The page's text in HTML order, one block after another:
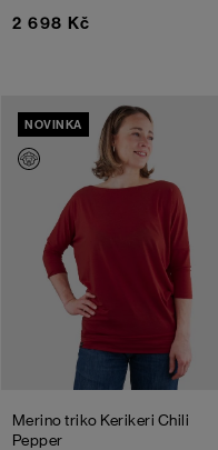
2 698 Kč
NOVINKA
Merino triko Kerikeri Chili
Pepper